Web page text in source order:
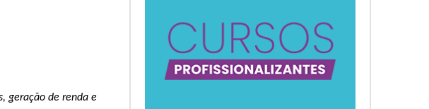
geração de renda e